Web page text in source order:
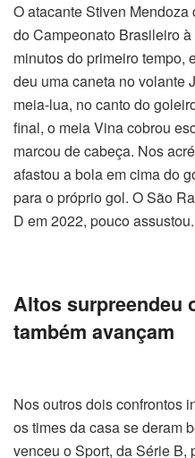
O atacante Stiven
do Campeonato Brasileiro
minutos do primeiro tempo,
deu uma caneta no volante
meia-lua, no canto do
final, o meia Vina cobrou
marcou de cabeça. Nos
afastou a bola em cima do
para o próprio gol. O São
D em 2022, pouco assustou.
Altos surpreendeu
também avançam
Nos outros dois confrontos
os times da casa se deram
venceu o Sport, da Série B,